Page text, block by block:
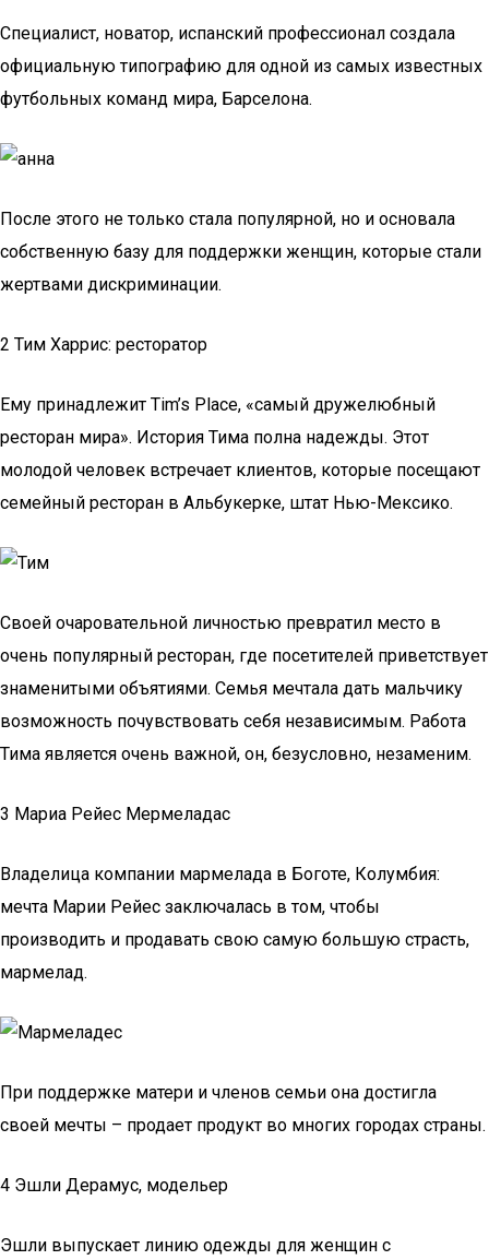
Специалист, новатор, испанский профессионал создала
официальную типографию для одной из самых известных
футбольных команд мира, Барселона.
После этого не только стала популярной, но и основала
собственную базу для поддержки женщин, которые стали
жертвами дискриминации.
2 Тим Харрис: ресторатор
Ему принадлежит Tim’s Place, «самый дружелюбный
ресторан мира». История Тима полна надежды. Этот
молодой человек встречает клиентов, которые посещают
семейный ресторан в Альбукерке, штат Нью-Мексико.
Своей очаровательной личностью превратил место в
очень популярный ресторан, где посетителей приветствует
знаменитыми объятиями. Семья мечтала дать мальчику
возможность почувствовать себя независимым. Работа
Тима является очень важной, он, безусловно, незаменим.
3 Мариа Рейес Мермеладас
Владелица компании мармелада в Боготе, Колумбия:
мечта Марии Рейес заключалась в том, чтобы
производить и продавать свою самую большую страсть,
мармелад.
При поддержке матери и членов семьи она достигла
своей мечты – продает продукт во многих городах страны.
4 Эшли Дерамус, модельер
Эшли выпускает линию одежды для женщин с